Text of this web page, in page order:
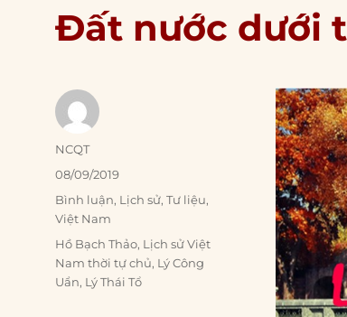
Đất nước dưới
Author
NCQT
Posted
on
08/09/2019
Categories
Bình luận, Lịch sử,Tư liệu,
Việt Nam
Tags
Hồ Bạch Thảo, Lịch sử Việt
Nam thời tự chủ, Lý Công
Uẩn, Lý Thái Tổ